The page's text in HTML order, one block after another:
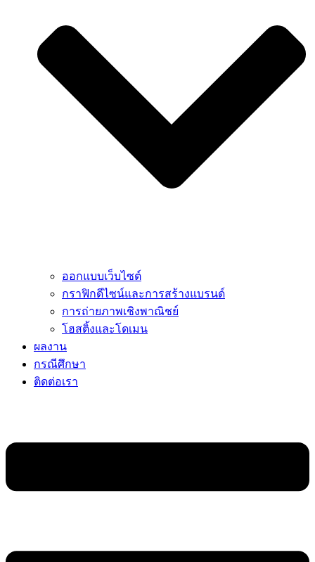
ออกแบบเว็บไซต์
กราฟิกดีไซน์และการสร้างแบรนด์
การถ่ายภาพเชิงพาณิชย์
โฮสติ้งและโดเมน
ผลงาน
กรณีศึกษา
ติดต่อเรา